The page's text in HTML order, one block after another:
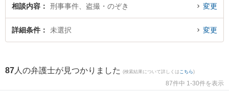
されています。『広島県で土日や夜間に発生した盗撮のトラブルを今すぐに弁
護士に相談したい』『盗撮のトラブル解決の実績豊富な近くの弁護士を検索し
たい』『初回相談無料で盗撮を法律相談できる広島県内の弁護士に相談予約し
相談内容 刑事事件、盗撮・のぞき 変更
詳細条件 未選択 変更
87 人の弁護士が見つかりました (検索結果について詳しくは こちら)
87件中 1-30件を表示